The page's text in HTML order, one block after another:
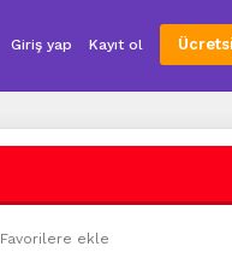
Giriş yap Kayıt ol
Favorilere ekle